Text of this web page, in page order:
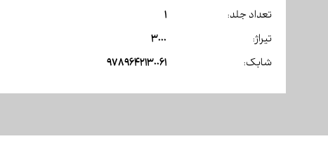
تعداد جلد: 1
تیراژ: 3000
شابک: 9789642130061